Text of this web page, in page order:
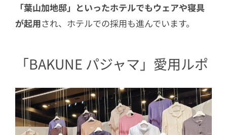
「葉山加地邸」といったホテルでもウェアや寝具
が起用され、ホテルでの採用も進んでいます。
「BAKUNE パジャマ」愛用ルポ